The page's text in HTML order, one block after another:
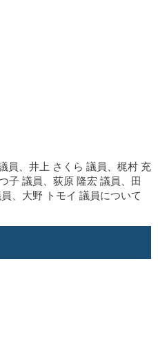
員、井上 さくら 議員、梶村 充
子 議員、荻原 隆宏 議員、田
、大野 トモイ 議員について